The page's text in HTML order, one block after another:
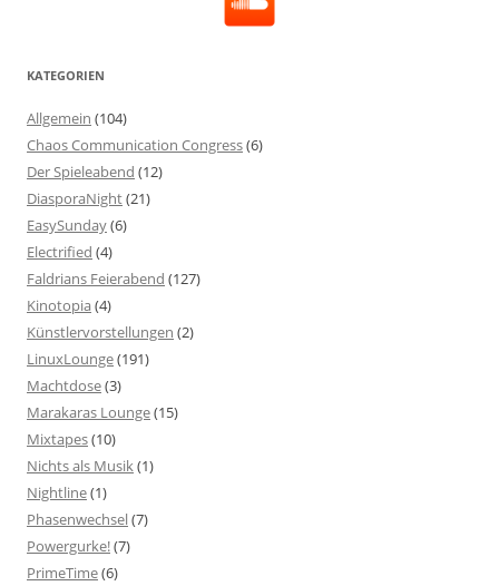
KATEGORIEN
Allgemein (104)
Chaos Communication Congress(6)
Der Spieleabend (12)
DiasporaNight(21)
EasySunday(6)
Electrified (4)
Faldrians Feierabend (127)
Kinotopia(4)
Künstlervorstellungen (2)
LinuxLounge(191)
Machtdose(3)
Marakaras Lounge(15)
Mixtapes(10)
Nichts als Musik(1)
Nightline(1)
Phasenwechsel(7)
Powergurke!(7)
PrimeTime(6)